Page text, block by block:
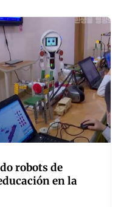
robots de
en la